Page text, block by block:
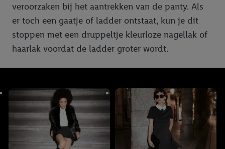
veroorzaken bij het aantrekken van de panty. Als
er toch een gaatje of ladder ontstaat, kun je dit
stoppen met een druppeltje kleurloze nagellak of
haarlak voordat de ladder groter wordt.